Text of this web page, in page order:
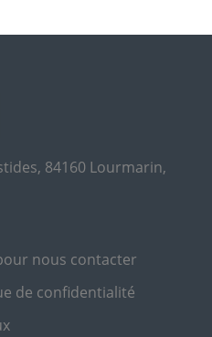
84160 Lourmarin,
nous contacter
de confidentialité